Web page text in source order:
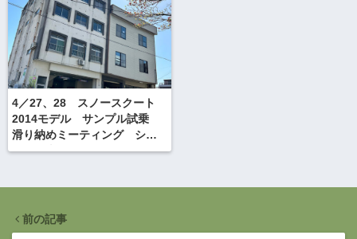
4／27、28 スノースクート
2014モデル サンプル試乗
滑り納めミーティング シャ
ルマン火打
前の記事